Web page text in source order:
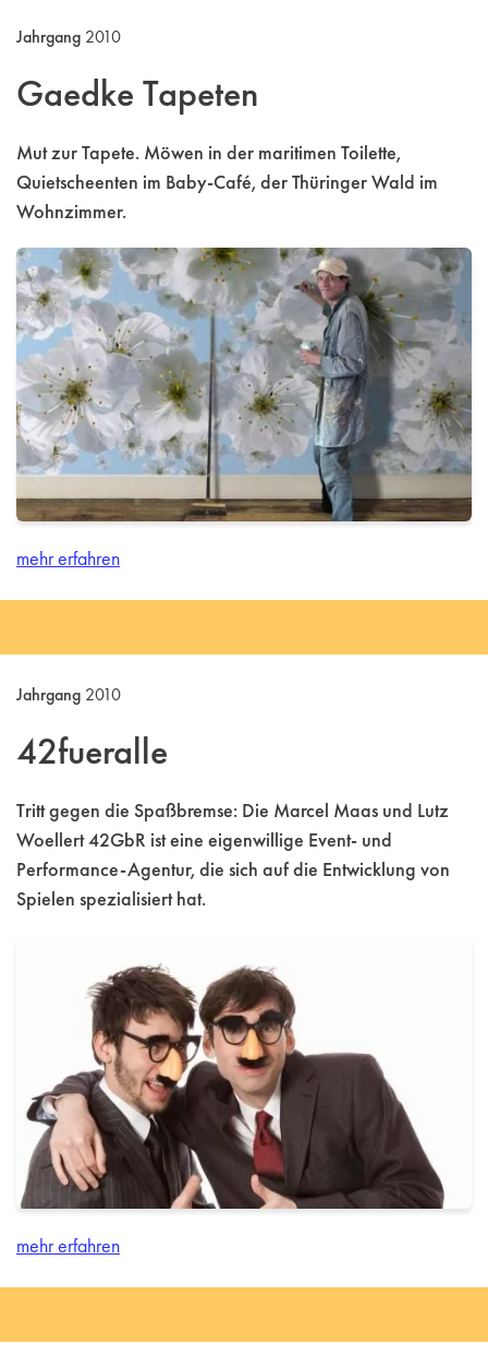
Jahrgang 2010
Gaedke Tapeten
Mut zur Tapete. Möwen in der maritimen Toilette,
Quietscheenten im Baby-Café, der Thüringer Wald im
Wohnzimmer.
mehr erfahren
Jahrgang 2010
42fueralle
Tritt gegen die Spaßbremse: Die Marcel Maas und Lutz
Woellert 42GbR ist eine eigenwillige Event- und
Performance-Agentur, die sich auf die Entwicklung von
Spielen spezialisiert hat.
mehr erfahren